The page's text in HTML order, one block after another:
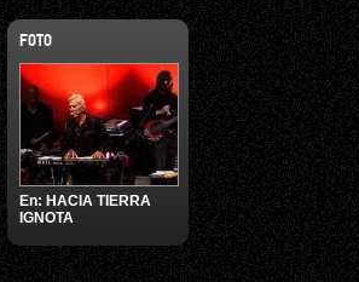
FOTO
En: HACIA TIERRA
IGNOTA